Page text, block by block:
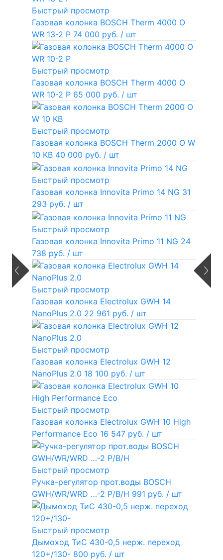
Быстрый просмотр
Газовая колонка BOSCH Therm 4000 O
WR 13-2 P 74 000 руб. / шт
Быстрый просмотр
Газовая колонка BOSCH Therm 4000 O
WR 10-2 P 65 000 руб. / шт
Быстрый просмотр
Газовая колонка BOSCH Therm 2000 O W
10 KB 40 000 руб. / шт
Быстрый просмотр
Газовая колонка Innovita Primo 14 NG 31
293 руб. / шт
Быстрый просмотр
Газовая колонка Innovita Primo 11 NG 24
738 руб. / шт
Быстрый просмотр
Газовая колонка Electrolux GWH 14
NanoPlus 2.0 22 961 руб. / шт
Быстрый просмотр
Газовая колонка Electrolux GWH 12
NanoPlus 2.0 18 100 руб. / шт
Быстрый просмотр
Газовая колонка Electrolux GWH 10 High
Performance Eco 16 547 руб. / шт
Быстрый просмотр
Ручка-регулятор прот.воды BOSCH
GWH/WR/WRD …-2 P/B/H 991 руб. / шт
Быстрый просмотр
Дымоход ТиС 430-0,5 нерж. переход
120+/130- 800 руб. / шт